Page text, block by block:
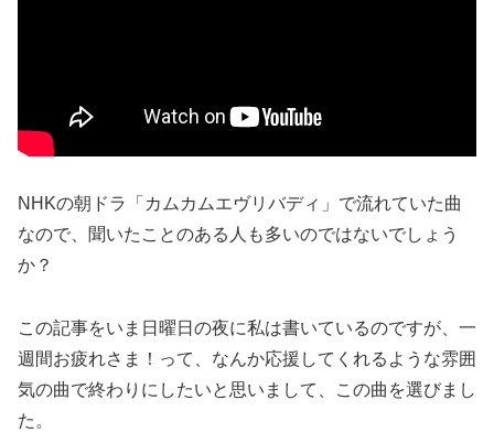
NHKの朝ドラ「カムカムエヴリバディ」で流れていた曲
なので、聞いたことのある人も多いのではないでしょう
か？
この記事をいま日曜日の夜に私は書いているのですが、一
週間お疲れさま！って、なんか応援してくれるような雰囲
気の曲で終わりにしたいと思いまして、この曲を選びまし
た。